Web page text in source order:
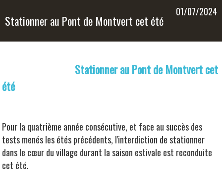
Stationner au Pont de Montvert cet été
01/07/2024
Stationner au Pont de Montvert cet
été
Pour la quatrième année consécutive, et face au succès des
tests menés les étés précédents, l'interdiction de stationner
dans le cœur du village durant la saison estivale est reconduite
cet été.